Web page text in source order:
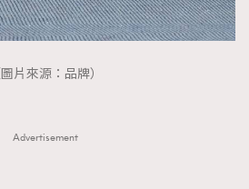
圖片來源：品牌）
Advertisement